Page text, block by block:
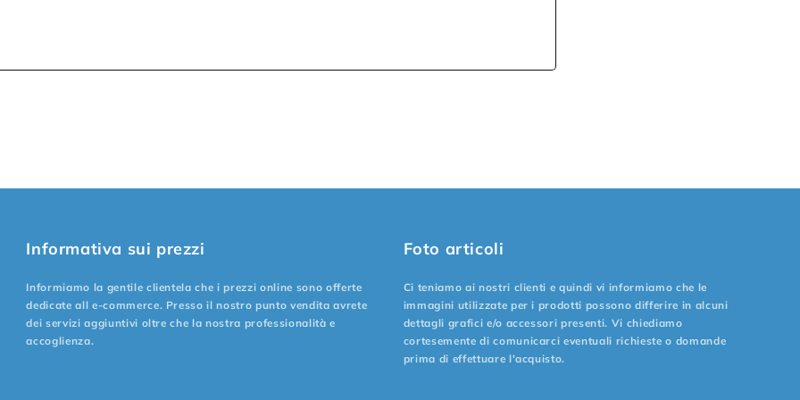
Informativa sui prezzi
Informiamo la gentile clientela che i prezzi online sono offerte
dedicate all e-commerce. Presso il nostro punto vendita avrete
dei servizi aggiuntivi oltre che la nostra professionalità e
accoglienza.
Foto articoli
Ci teniamo ai nostri clienti e quindi vi informiamo che le
immagini utilizzate per i prodotti possono differire in alcuni
dettagli grafici e/o accessori presenti. Vi chiediamo
cortesemente di comunicarci eventuali richieste o domande
prima di effettuare l'acquisto.